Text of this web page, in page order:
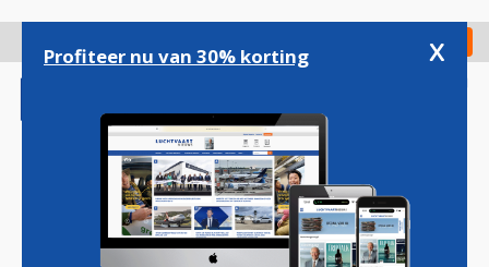
gaan
Check in
Magazine Podcasts Vacatures
Profiteer nu van 30% korting x